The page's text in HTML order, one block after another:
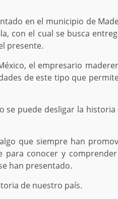
en el municipio de
con el cual se busca
presente.
el empresario
de este tipo que
puede desligar la
que siempre han
para conocer y
han presentado.
de nuestro país.